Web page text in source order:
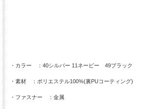
・カラー ：40シルバー 11ネービー 49ブラック
・素材 ：ポリエステル100%(裏PUコーティング)
・ファスナー ：金属